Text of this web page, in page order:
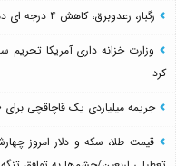
رگبار، رعدوبرق، کاهش ۴ درجه ای دمای گیلان و مواج شدن دریای کاسپین از پنجشنبه
وزارت خزانه داری آمریکا تحریم
کرد
جریمه میلیاردی یک قاچاقچی